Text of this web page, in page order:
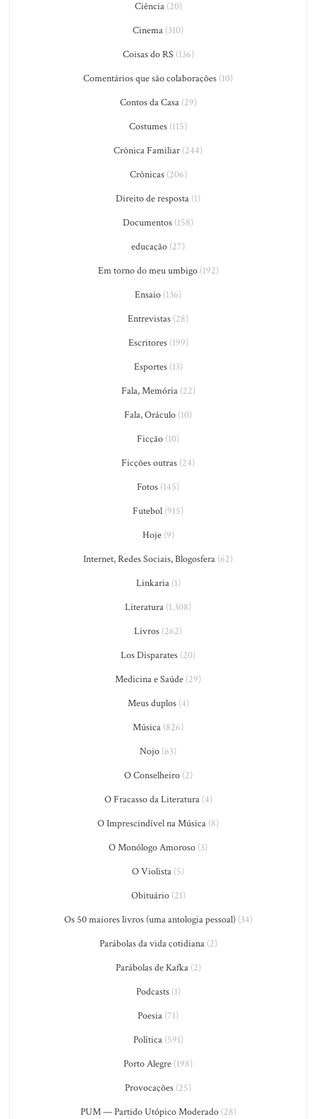
Ciência(20)
Cinema (310)
Coisas do RS(136)
Comentários que são colaborações (10)
Contos da Casa(29)
Costumes (115)
Crônica Familiar (244)
Crônicas(206)
Direito de resposta (1)
Documentos (158)
educação (27)
Em torno do meu umbigo(192)
Ensaio (136)
Entrevistas (28)
Escritores(199)
Esportes(13)
Fala, Memória(22)
Fala, Oráculo (10)
Ficção (10)
Ficções outras (24)
Fotos (145)
Futebol (915)
Hoje(9)
Internet, Redes Sociais, Blogosfera (62)
Linkaria(1)
Literatura (1.308)
Livros (262)
Los Disparates (20)
Medicina e Saúde (29)
Meus duplos(4)
Música (826)
Nojo (63)
O Conselheiro(2)
O Fracasso da Literatura(4)
O Imprescindível na Música (8)
O Monólogo Amoroso (3)
O Violista (5)
Obituário(21)
Os 50 maiores livros (uma antologia pessoal)(34)
Parábolas da vida cotidiana(2)
Parábolas de Kafka(2)
Podcasts(1)
Poesia (71)
Política(591)
Porto Alegre (198)
Provocações (25)
PUM — Partido Utópico Moderado(28)